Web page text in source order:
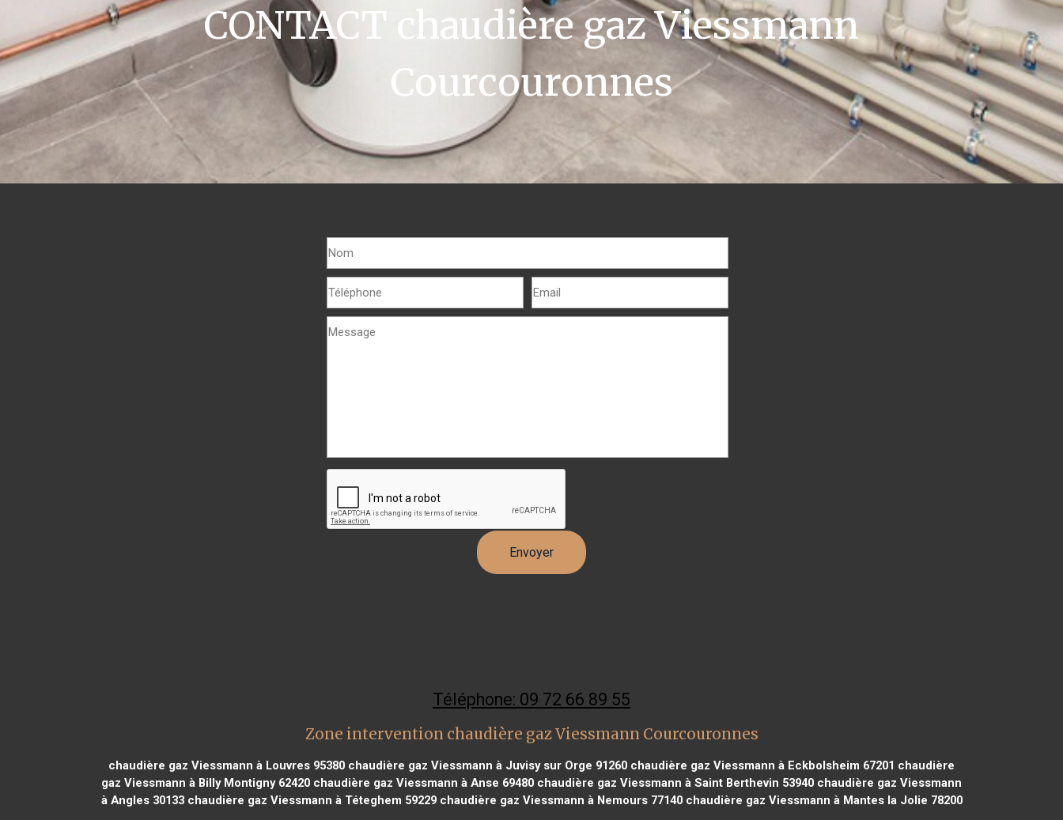
CONTACT chaudière gaz Viessmann
Courcouronnes
Téléphone: 09 72 66 89 55
Zone intervention chaudière gaz Viessmann Courcouronnes
chaudière gaz Viessmann à Louvres 95380 chaudière gaz Viessmann à Juvisy sur Orge 91260 chaudière gaz Viessmann à Eckbolsheim 67201 chaudière
gaz Viessmann à Billy Montigny 62420 chaudière gaz Viessmann à Anse 69480 chaudière gaz Viessmann à Saint Berthevin 53940 chaudière gaz Viessmann
à Angles 30133chaudière gaz Viessmann à Téteghem 59229chaudière gaz Viessmann à Nemours 77140chaudière gaz Viessmann à Mantes la Jolie 78200